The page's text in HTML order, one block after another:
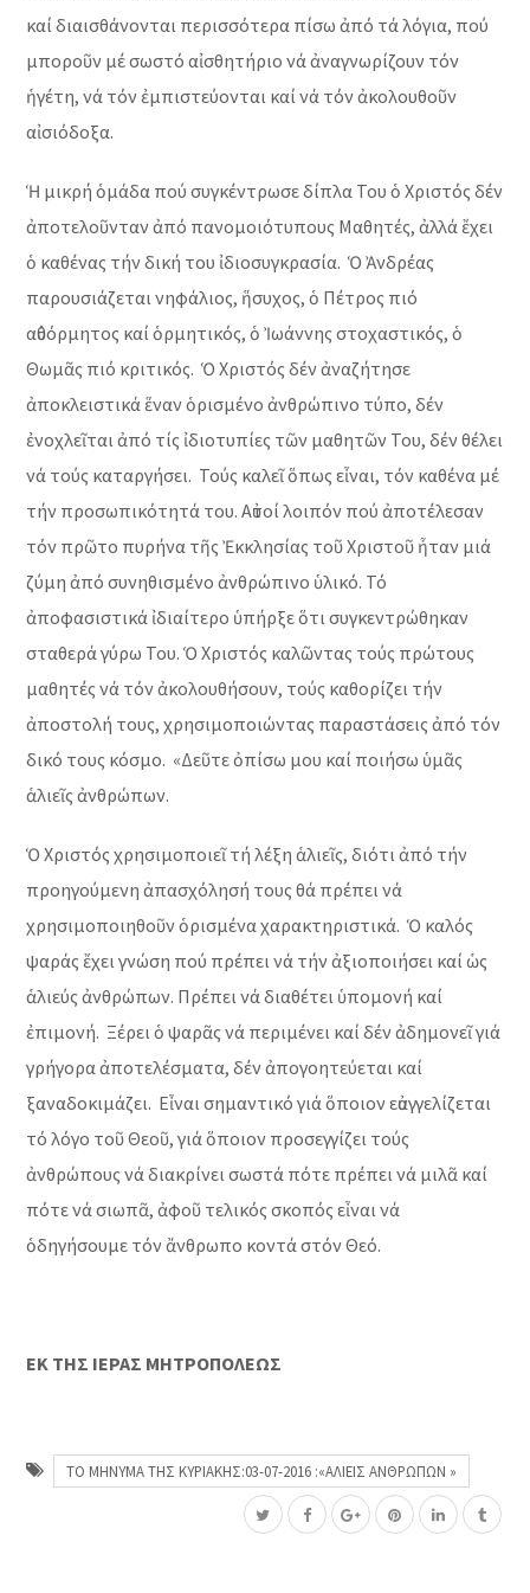
καί διαισθάνονται περισσότερα πίσω ἀπό τά λόγια, πού
μποροῦν μέ σωστό αἰσθητήριο νά ἀναγνωρίζουν τόν
ἡγέτη, νά τόν ἐμπιστεύονται καί νά τόν ἀκολουθοῦν
αἰσιόδοξα.
Ἡ μικρή ὁμάδα πού συγκέντρωσε δίπλα Του ὁ Χριστός δέν
ἀποτελοῦνταν ἀπό πανομοιότυπους Μαθητές, ἀλλά ἔχει
ὁ καθένας τήν δική του ἰδιοσυγκρασία. Ὁ Ἀνδρέας
παρουσιάζεται νηφάλιος, ἥσυχος, ὁ Πέτρος πιό
αὐθόρμητος καί ὁρμητικός, ὁ Ἰωάννης στοχαστικός, ὁ
Θωμᾶς πιό κριτικός. Ὁ Χριστός δέν ἀναζήτησε
ἀποκλειστικά ἕναν ὁρισμένο ἀνθρώπινο τύπο, δέν
ἐνοχλεῖται ἀπό τίς ἰδιοτυπίες τῶν μαθητῶν Του, δέν θέλει
νά τούς καταργήσει. Τούς καλεῖ ὅπως εἶναι, τόν καθένα μέ
τήν προσωπικότητά του. Αὐτοί λοιπόν πού ἀποτέλεσαν
τόν πρῶτο πυρήνα τῆς Ἐκκλησίας τοῦ Χριστοῦ ἧταν μιά
ζύμη ἀπό συνηθισμένο ἀνθρώπινο ὑλικό. Τό
ἀποφασιστικά ἰδιαίτερο ὑπήρξε ὅτι συγκεντρώθηκαν
σταθερά γύρω Του. Ὁ Χριστός καλῶντας τούς πρώτους
μαθητές νά τόν ἀκολουθήσουν, τούς καθορίζει τήν
ἀποστολή τους, χρησιμοποιώντας παραστάσεις ἀπό τόν
δικό τους κόσμο. «Δεῦτε ὀπίσω μου καί ποιήσω ὑμᾶς
ἁλιεῖς ἀνθρώπων.
Ὁ Χριστός χρησιμοποιεῖ τή λέξη ἁλιεῖς, διότι ἀπό τήν
προηγούμενη ἀπασχόλησή τους θά πρέπει νά
χρησιμοποιηθοῦν ὁρισμένα χαρακτηριστικά. Ὁ καλός
ψαράς ἔχει γνώση πού πρέπει νά τήν ἀξιοποιήσει καί ὡς
ἁλιεύς ἀνθρώπων. Πρέπει νά διαθέτει ὑπομονή καί
ἐπιμονή. Ξέρει ὁ ψαρᾶς νά περιμένει καί δέν ἀδημονεῖ γιά
γρήγορα ἀποτελέσματα, δέν ἀπογοητεύεται καί
ξαναδοκιμάζει. Εἶναι σημαντικό γιά ὅποιον εὐαγγελίζεται
τό λόγο τοῦ Θεοῦ, γιά ὅποιον προσεγγίζει τούς
ἀνθρώπους νά διακρίνει σωστά πότε πρέπει νά μιλᾶ καί
πότε νά σιωπᾶ, ἀφοῦ τελικός σκοπός εἶναι νά
ὁδηγήσουμε τόν ἄνθρωπο κοντά στόν Θεό.
ΕΚ ΤΗΣ ΙΕΡΑΣ ΜΗΤΡΟΠΟΛΕΩΣ
ΤΟ ΜΗΝΥΜΑ ΤΗΣ ΚΥΡΙΑΚΗΣ:03-07-2016 :«ΑΛΙΕΙΣ ΑΝΘΡΩΠΩΝ »